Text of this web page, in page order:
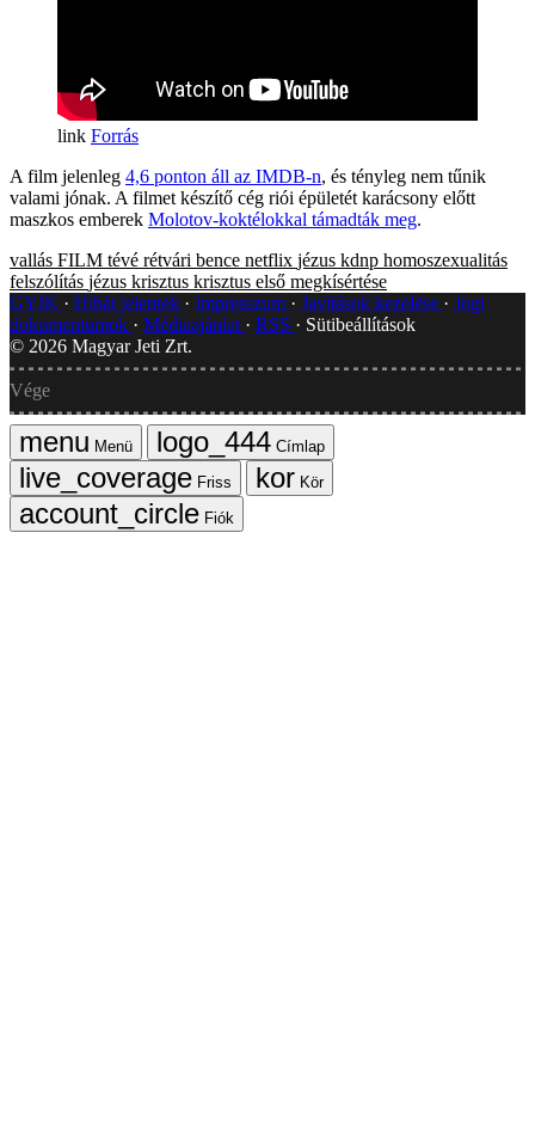
Forrás
A film jelenleg 4,6 ponton áll az IMDB-n, és tényleg nem tűnik
valami jónak. A filmet készítő cég riói épületét karácsony előtt
maszkos emberek Molotov-koktélokkal támadták meg.
vallás FILM tévé rétvári bence netflix jézus kdnp homoszexualitás
felszólítás jézus krisztus krisztus első megkísértése
GYIK
Hibát jelentek Impresszum Javítások kezelése
Jogi
dokumentumok
Médiaajánlat RSS
Sütibeállítások
© 2026 Magyar Jeti Zrt.
Vége
Menü
Címlap
Friss
Kör
Fiók